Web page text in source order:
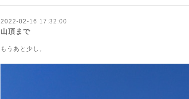
2022-02-16 17:32:00
山頂まで
もうあと少し。